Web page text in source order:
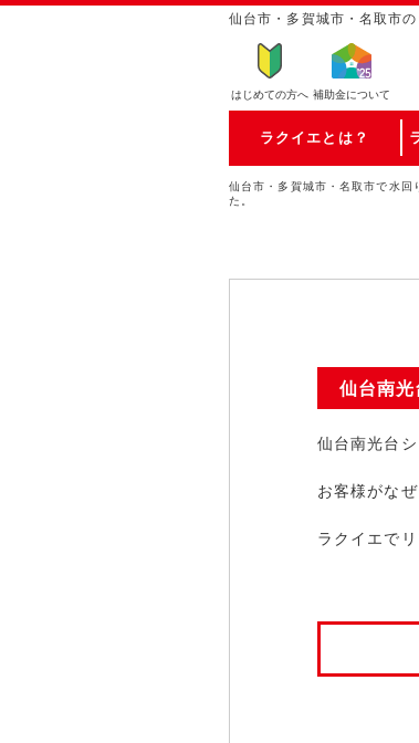
仙台市・多賀城市・名取市
はじめての方へ 補助金について
ラクイエとは？
仙台市・多賀城市・名取市で水回
た。
仙台南光
仙台南光台
お客様がな
ラクイエで